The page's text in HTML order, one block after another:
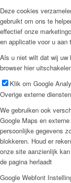
Deze cookies
gebruikt om ons te
effectief onze
en applicatie voor u aan
Als u niet wilt dat wij uw
browser hier
Klik om Google
Overige externe diensten
We gebruiken ook
Google Maps en
persoonlijke gegevens
blokkeren. Houd er
onze site aanzienlijk
de pagina herlaadt
Google Webfont